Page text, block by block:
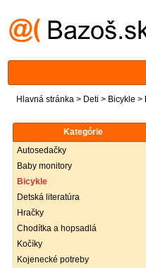
Hlavná stránka > Deti > Bicykle >
Kategórie
Autosedačky
Baby monitory
Bicykle
Detská literatúra
Hračky
Chodítka a hopsadlá
Kočíky
Kojenecké potreby